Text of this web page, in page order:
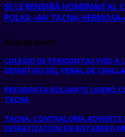
SE LE RENDIRÁ HOMENAJE AL
POLKA «MI TACNA HERMOSA»
Related posts
COLEGIO DE PERIODISTAS PIDE A
DEFINITIVO DEL PENAL DE
PRESIDENTA BOLUARTE LIDERÓ
TACNA
TACNA: CONTRALORÍA ADVIERTE
DESRATIZACIÓN EN BOTADERO